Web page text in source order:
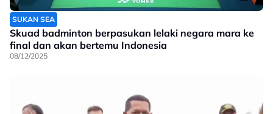
SUKAN SEA
Skuad badminton berpasukan lelaki negara mara ke
final dan akan bertemu Indonesia
08/12/2025